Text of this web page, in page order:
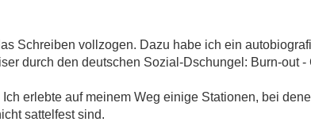
Schreiben vollzogen. Dazu habe ich ein
durch den deutschen Sozial-Dschungel: Burn-out -
erlebte auf meinem Weg einige Stationen, bei
sattelfest sind.